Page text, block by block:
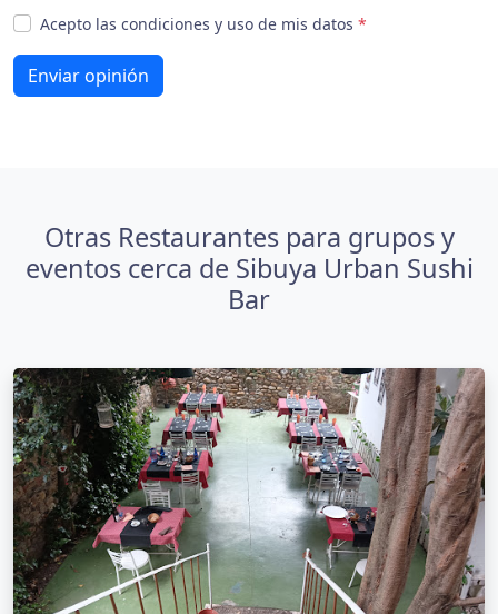
Acepto las condiciones y uso de mis datos *
Enviar opinión
Otras Restaurantes para grupos y
eventos cerca de Sibuya Urban Sushi
Bar